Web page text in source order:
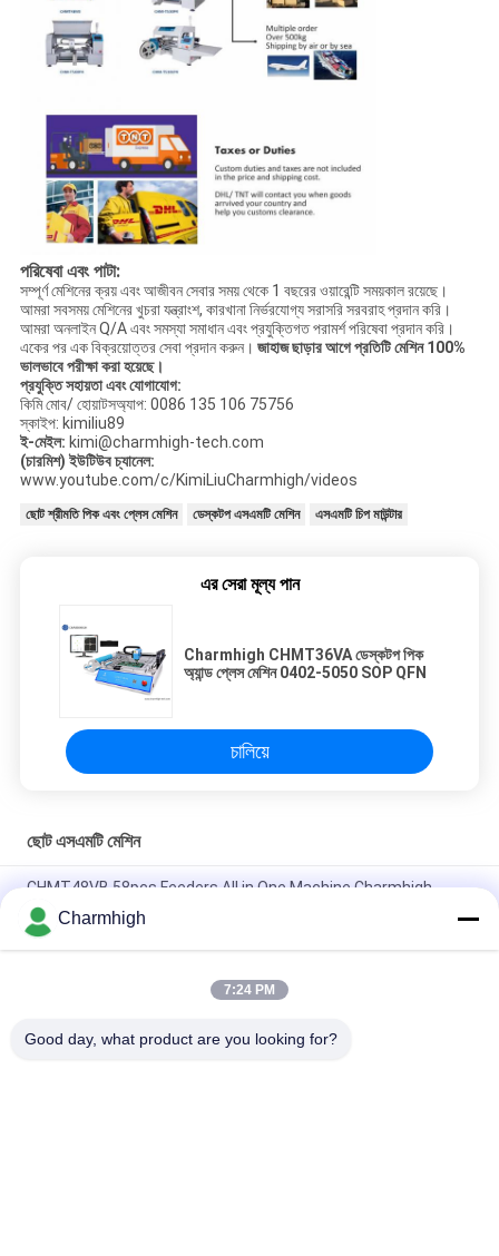
পরিষেবা এবং পাটা:
সম্পূর্ণ মেশিনের ক্রয় এবং আজীবন সেবার সময় থেকে 1 বছরের ওয়ারেন্টি সময়কাল রয়েছে।
আমরা সবসময় মেশিনের খুচরা যন্ত্রাংশ, কারখানা নির্ভরযোগ্য সরাসরি সরবরাহ প্রদান করি।
আমরা অনলাইন Q/A এবং সমস্যা সমাধান এবং প্রযুক্তিগত পরামর্শ পরিষেবা প্রদান করি।
একের পর এক বিক্রয়োত্তর সেবা প্রদান করুন। জাহাজ ছাড়ার আগে প্রতিটি মেশিন 100%
ভালভাবে পরীক্ষা করা হয়েছে।
প্রযুক্তি সহায়তা এবং যোগাযোগ:
কিমি মোব/ হোয়াটসঅ্যাপ: 0086 135 106 75756
স্কাইপ: kimiliu89
ই-মেইল: kimi@charmhigh-tech.com
(চারমিশ) ইউটিউব চ্যানেল:
www.youtube.com/c/KimiLiuCharmhigh/videos
ছোট শ্রীমতি পিক এবং প্লেস মেশিন ডেস্কটপ এসএমটি মেশিন এসএমটি চিপ মাউন্টার
এর সেরা মূল্য পান
Charmhigh CHMT36VA ডেস্কটপ পিক
অ্যান্ড প্লেস মেশিন 0402-5050 SOP QFN
চালিয়ে
ছোট এসএমটি মেশিন
CHMT48VB 58pcs Feeders All in One Machine Charmhigh
Desktop Pick and Place Machine Small SMT Machine
চরমহাই 7 মডেল ডেস্কটপ এসএমটি এসএমডি পিক এবং প্লেস মেশিন, ছোট পিসিবি মেশিং
Charmhigh
7:24 PM
Good day, what product are you looking for?